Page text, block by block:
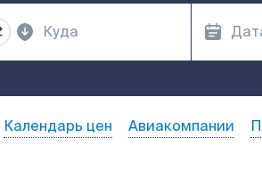
Календарь цен Авиакомпании